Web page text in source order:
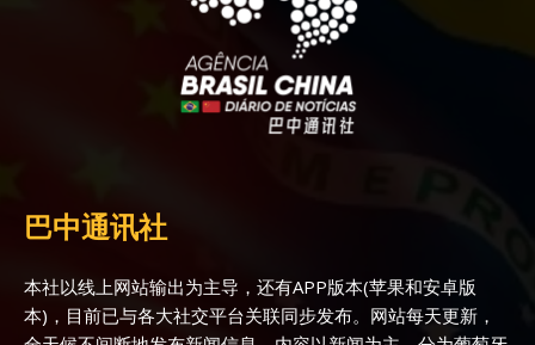
巴中通讯社
本社以线上网站输出为主导，还有APP版本(苹果和安卓版
本)，目前已与各大社交平台关联同步发布。网站每天更新，